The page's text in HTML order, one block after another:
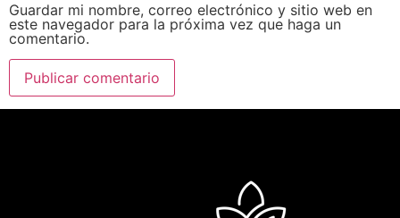
Guardar mi nombre, correo electrónico y sitio web en
este navegador para la próxima vez que haga un
comentario.